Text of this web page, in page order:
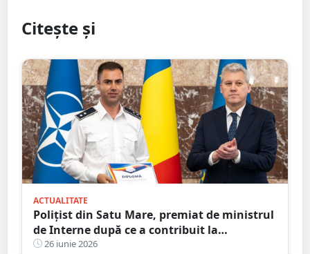
Citește și
ACTUALITATE
Polițist din Satu Mare, premiat de ministrul
de Interne după ce a contribuit la
destructurarea unei rețele de contrabandă
26 iunie 2026